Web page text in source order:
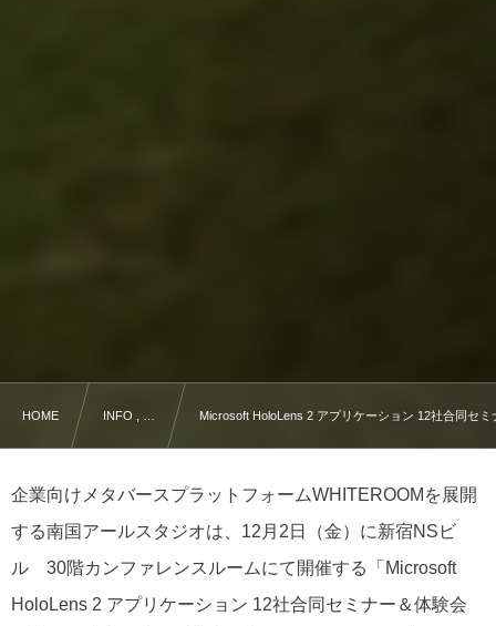
HOME INFO , … Microsoft HoloLens 2 アプリケーション 12社合同セ
企業向けメタバースプラットフォームWHITEROOMを展開
する南国アールスタジオは、12月2日（金）に新宿NSビ
ル 30階カンファレンスルームにて開催する「Microsoft
HoloLens 2 アプリケーション 12社合同セミナー＆体験会